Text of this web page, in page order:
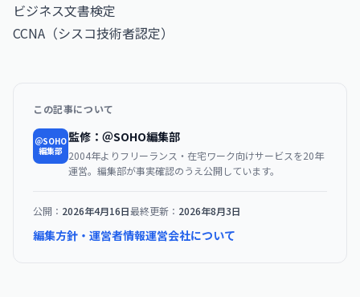
ビジネス文書検定
CCNA（シスコ技術者認定）
この記事について
＠SOHO
編集部
監修：＠SOHO編集部
2004年よりフリーランス・在宅ワーク向けサービスを20年
運営。編集部が事実確認のうえ公開しています。
公開： 2026年4月16日最終更新： 2026年8月3日
編集方針・運営者情報運営会社について